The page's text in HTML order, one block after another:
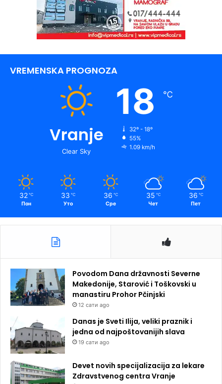
VREMENSKA PROGNOZA
Vranje
Clear Sky
18 ℃
32º - 18º
55%
1.09 km/h
32 ℃
Пон
33 ℃
Уто
36 ℃
Сре
35 ℃
Чет
36 ℃
Пет
Povodom Dana državnosti Severne
Makedonije, Starović i Toškovski u
manastiru Prohor Pčinjski
12 сати ago
Danas je Sveti Ilija, veliki praznik i
jedna od najpoštovanijih slava
19 сати ago
Devet novih specijalizacija za lekare
Zdravstvenog centra Vranje